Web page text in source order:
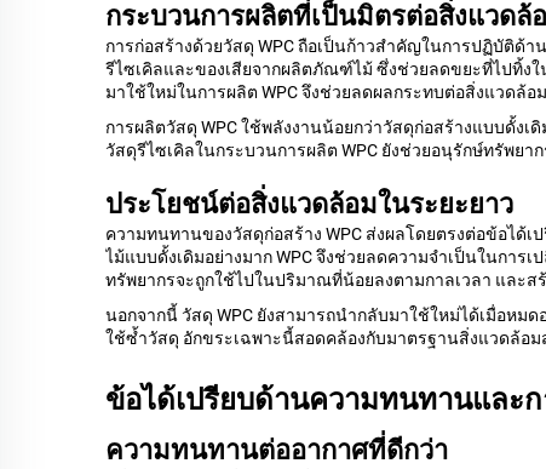
กระบวนการผลิตที่เป็นมิตรต่อสิ่งแวดล้
การก่อสร้างด้วยวัสดุ WPC ถือเป็นก้าวสำคัญในการปฏิบัติด้
รีไซเคิลและของเสียจากผลิตภัณฑ์ไม้ ซึ่งช่วยลดขยะที่ไปทิ้ง
มาใช้ใหม่ในการผลิต WPC จึงช่วยลดผลกระทบต่อสิ่งแวดล้
การผลิตวัสดุ WPC ใช้พลังงานน้อยกว่าวัสดุก่อสร้างแบบดั้ง
วัสดุรีไซเคิลในกระบวนการผลิต WPC ยังช่วยอนุรักษ์ทรัพย
ประโยชน์ต่อสิ่งแวดล้อมในระยะยาว
ความทนทานของวัสดุก่อสร้าง WPC ส่งผลโดยตรงต่อข้อได้
ไม้แบบดั้งเดิมอย่างมาก WPC จึงช่วยลดความจำเป็นในกา
ทรัพยากรจะถูกใช้ไปในปริมาณที่น้อยลงตามกาลเวลา และส
นอกจากนี้ วัสดุ WPC ยังสามารถนำกลับมาใช้ใหม่ได้เมื่อหม
ใช้ซ้ำวัสดุ อักขระเฉพาะนี้สอดคล้องกับมาตรฐานสิ่งแวดล้อม
ข้อได้เปรียบด้านความทนทานและก
ความทนทานต่ออากาศที่ดีกว่า